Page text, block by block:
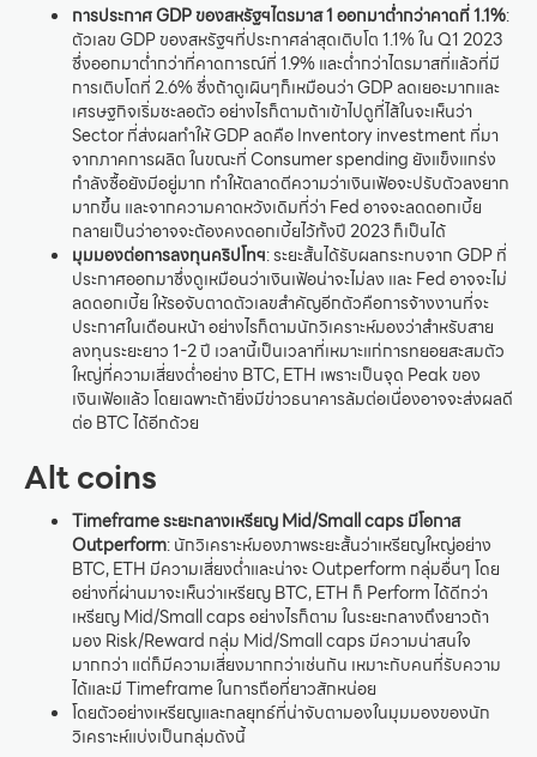
การประกาศ GDP ของสหรัฐฯไตรมาส 1 ออกมาต่ำกว่าคาดที่ 1.1%:
ตัวเลข GDP ของสหรัฐฯที่ประกาศล่าสุดเติบโต 1.1% ใน Q1 2023
ซึ่งออกมาต่ำกว่าที่คาดการณ์ที่ 1.9% และต่ำกว่าไตรมาสที่แล้วที่มี
การเติบโตที่ 2.6% ซึ่งถ้าดูเผินๆก็เหมือนว่า GDP ลดเยอะมากและ
เศรษฐกิจเริ่มชะลอตัว อย่างไรก็ตามถ้าเข้าไปดูที่ไส้ในจะเห็นว่า
Sector ที่ส่งผลทำให้ GDP ลดคือ Inventory investment ที่มา
จากภาคการผลิต ในขณะที่ Consumer spending ยังแข็งแกร่ง
กำลังซื้อยังมีอยู่มาก ทำให้ตลาดตีความว่าเงินเฟ้อจะปรับตัวลงยาก
มากขึ้น และจากความคาดหวังเดิมที่ว่า Fed อาจจะลดดอกเบี้ย
กลายเป็นว่าอาจจะต้องคงดอกเบี้ยไว้ทั้งปี 2023 ก็เป็นได้
มุมมองต่อการลงทุนคริปโทฯ: ระยะสั้นได้รับผลกระทบจาก GDP ที่
ประกาศออกมาซึ่งดูเหมือนว่าเงินเฟ้อน่าจะไม่ลง และ Fed อาจจะไม่
ลดดอกเบี้ย ให้รอจับตาดตัวเลขสำคัญอีกตัวคือการจ้างงานที่จะ
ประกาศในเดือนหน้า อย่างไรก็ตามนักวิเคราะห์มองว่าสำหรับสาย
ลงทุนระยะยาว 1-2 ปี เวลานี้เป็นเวลาที่เหมาะแก่การทยอยสะสมตัว
ใหญ่ที่ความเสี่ยงต่ำอย่าง BTC, ETH เพราะเป็นจุด Peak ของ
เงินเฟ้อแล้ว โดยเฉพาะถ้ายิ่งมีข่าวธนาคารล้มต่อเนื่องอาจจะส่งผลดี
ต่อ BTC ได้อีกด้วย
Alt coins
Timeframe ระยะกลางเหรียญ Mid/Small caps มีโอกาส
Outperform: นักวิเคราะห์มองภาพระยะสั้นว่าเหรียญใหญ่อย่าง
BTC, ETH มีความเสี่ยงต่ำและน่าจะ Outperform กลุ่มอื่นๆ โดย
อย่างที่ผ่านมาจะเห็นว่าเหรียญ BTC, ETH ก็ Perform ได้ดีกว่า
เหรียญ Mid/Small caps อย่างไรก็ตาม ในระยะกลางถึงยาวถ้า
มอง Risk/Reward กลุ่ม Mid/Small caps มีความน่าสนใจ
มากกว่า แต่ก็มีความเสี่ยงมากกว่าเช่นกัน เหมาะกับคนที่รับความ
ได้และมี Timeframe ในการถือที่ยาวสักหน่อย
โดยตัวอย่างเหรียญและกลยุทธ์ที่น่าจับตามองในมุมมองของนัก
วิเคราะห์แบ่งเป็นกลุ่มดังนี้